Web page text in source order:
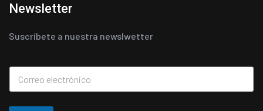
Newsletter
Suscríbete a nuestra newslwetter